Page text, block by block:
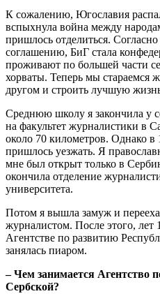
К сожалению, Югославия
вспыхнула война между
пришлось отделиться.
соглашению, БиГ стала
проживают по большей части
хорваты. Теперь мы стараемся
другом и строить лучшую
Среднюю школу я закончила у
на факультет журналистики в
около 70 километров. Однако в
пришлось уезжать. Я
мне был открыт только в
окончила отделение
университета.
Потом я вышла замуж и
журналистом. После этого, лет
Агентстве по развитию
занялась пиаром.
– Чем занимается Агентство
Сербской?